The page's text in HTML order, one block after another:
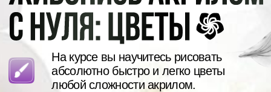
На курсе вы научитесь рисовать
абсолютно быстро и легко цветы
любой сложности акрилом.
Даже если вы
новичок и у вас нет
опыта.
Всего 3 урока и вы нарисуете 3
красивых цветка, которыми будете
гордиться.